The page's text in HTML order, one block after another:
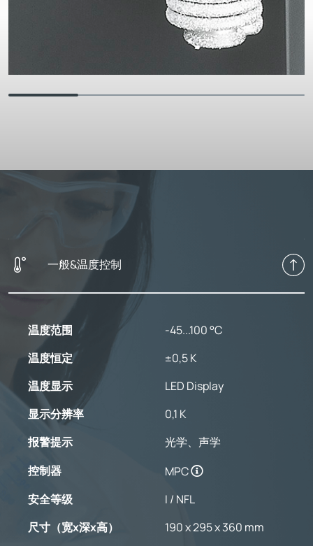
一般&温度控制
温度范围
-45...100 °C
温度恒定
±0,5 K
温度显示
LED Display
显示分辨率
0,1 K
报警提示
光学、声学
控制器
MPC
安全等级
I / NFL
尺寸（宽x深x高）
190 x 295 x 360 mm